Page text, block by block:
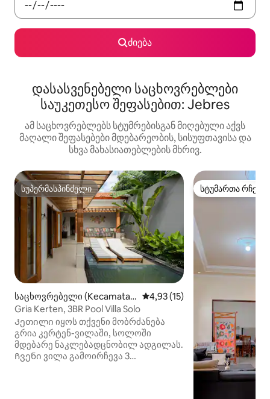
ძიება
დასასვენებელი საცხოვრებლები
საუკეთესო შეფასებით: Jebres
ამ საცხოვრებლებს სტუმრებისგან მიღებული აქვს
მაღალი შეფასებები მდებარეობის, სისუფთავისა და
სხვა მახასიათებლების მხრივ.
სუპერმასპინძელი
სუპერმასპინძელი
საცხოვრებელი (Kecamatan
Laweyan)
საშუალო შეფასებაა 5‑დან
4,93 (15)
Gria Kerten, 3BR Pool Villa Solo
Კეთილი იყოს თქვენი მობრძანება
გრია კერტენ-ვილაში, სოლოში
მდებარე ნაკლებადცნობილ ადგილას.
Ჩვენი ვილა გამოირჩევა 3
სტუმართა
სტუმართა